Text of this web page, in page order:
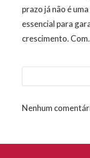
prazo já não é
essencial para
crescimento.
Nenhum